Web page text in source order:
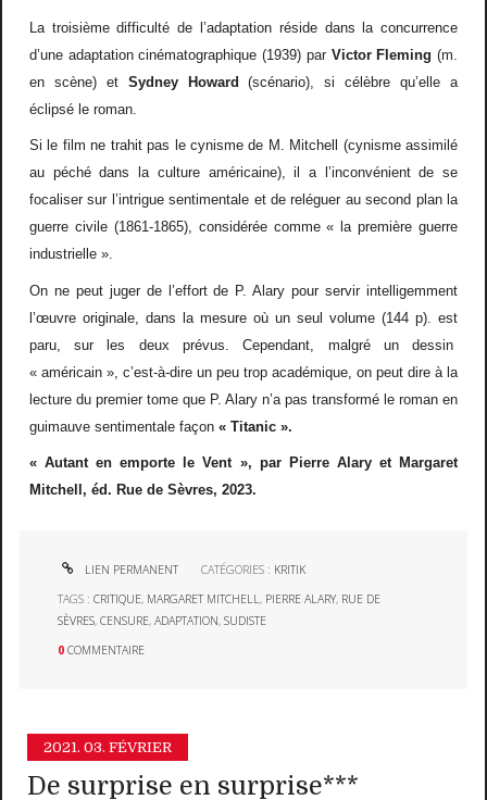
La troisième difficulté de l’adaptation réside dans la concurrence
d’une adaptation cinématographique (1939) par Victor Fleming (m.
en scène) et Sydney Howard (scénario), si célèbre qu’elle a
éclipsé le roman.
Si le film ne trahit pas le cynisme de M. Mitchell (cynisme assimilé
au péché dans la culture américaine), il a l’inconvénient de se
focaliser sur l’intrigue sentimentale et de reléguer au second plan la
guerre civile (1861-1865), considérée comme « la première guerre
industrielle ».
On ne peut juger de l’effort de P. Alary pour servir intelligemment
l’œuvre originale, dans la mesure où un seul volume (144 p). est
paru, sur les deux prévus. Cependant, malgré un dessin
« américain », c’est-à-dire un peu trop académique, on peut dire à la
lecture du premier tome que P. Alary n’a pas transformé le roman en
guimauve sentimentale façon « Titanic ».
« Autant en emporte le Vent », par Pierre Alary et Margaret
Mitchell, éd. Rue de Sèvres, 2023.
LIEN PERMANENT CATÉGORIES : KRITIK
TAGS :CRITIQUE, MARGARET MITCHELL, PIERRE ALARY, RUE DE
SÈVRES,CENSURE,ADAPTATION,SUDISTE
0 COMMENTAIRE
2021. 03. FÉVRIER
De surprise en surprise***